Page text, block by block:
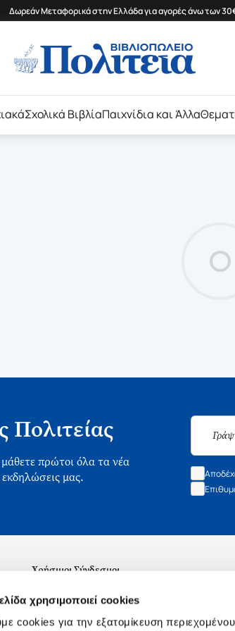
χρησιμοποιεί cookies
cookies για την εξατομίκευση
Δωρεάν Μεταφορικά στην Ελλάδα για αγορές άνω των
Σχολικά ΒιβλίαΠαιχνίδια και Άλλα
Πολιτείας
πρώτοι όλα τα νέα
εκδηλώσεις μας.
Χρήσιμοι Σύνδεσμοι
Σχετικά με εμάς
Θέσεις Εργασίας